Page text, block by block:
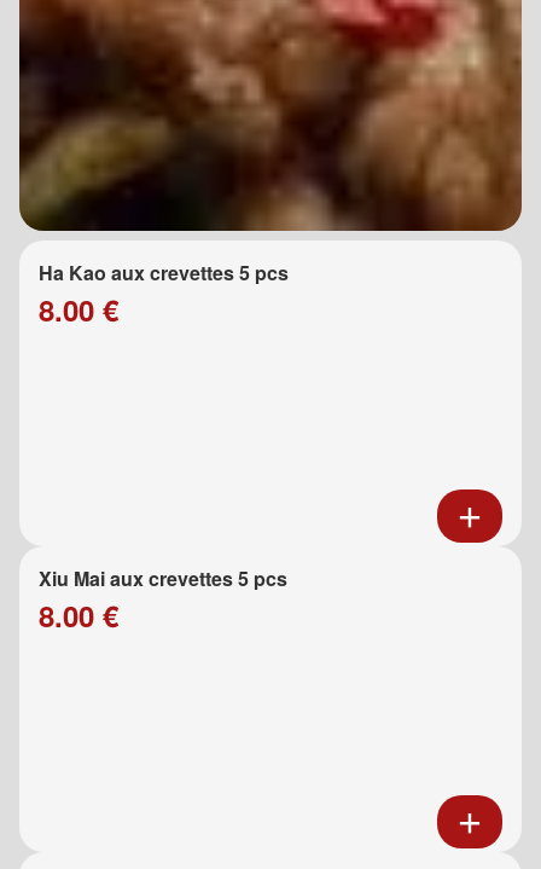
Ha Kao aux crevettes 5 pcs
8.00 €
Xiu Mai aux crevettes 5 pcs
8.00 €